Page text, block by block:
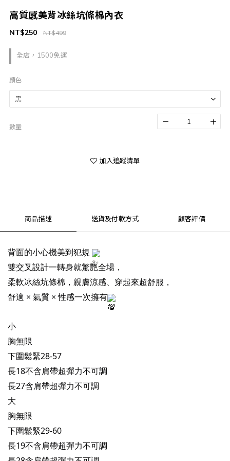
高質感美背冰絲坑條棉內衣
全店，1500免運
NT$499
NT$250
顏色
數量
加入追蹤清單
商品描述 送貨及付款方式 顧客評價
背面的小心機美到犯規
雙交叉設計一轉身就驚艷全場，
柔軟冰絲坑條棉，親膚涼感、穿起來超舒服，
舒適 × 氣質 × 性感一次擁有
小
胸無限
下圍鬆緊28-57
長18不含肩帶超彈力不可調
長27含肩帶超彈力不可調
大
胸無限
下圍鬆緊29-60
長19不含肩帶超彈力不可調